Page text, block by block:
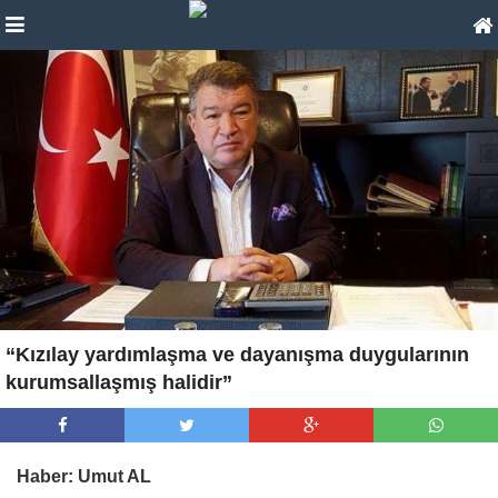
“Kızılay yardımlaşma ve dayanışma duygularının
kurumsallaşmış halidir”
Haber: Umut AL